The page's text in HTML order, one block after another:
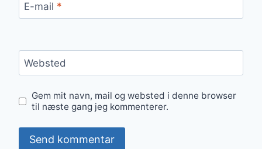
E-mail *
Websted
Gem mit navn, mail og websted i denne browser
til næste gang jeg kommenterer.